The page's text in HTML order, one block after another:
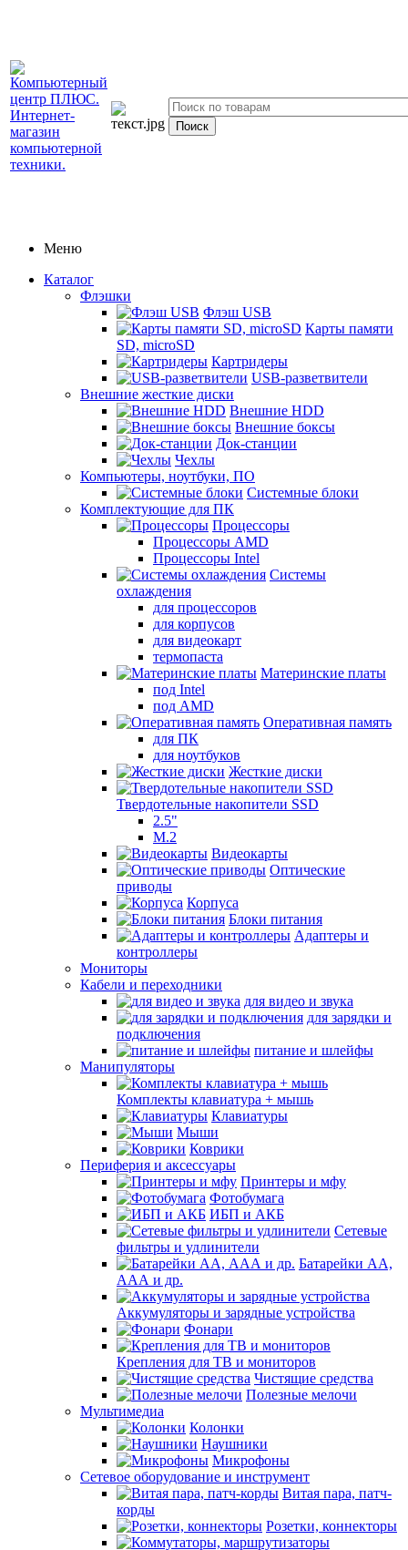
Меню
Каталог
Флэшки
Флэш USB
Карты памяти
SD, microSD
Картридеры
USB-разветвители
Внешние жесткие диски
Внешние HDD
Внешние боксы
Док-станции
Чехлы
Компьютеры, ноутбуки, ПО
Системные блоки
Комплектующие для ПК
Процессоры
Процессоры AMD
Процессоры Intel
Системы
охлаждения
для процессоров
для корпусов
для видеокарт
термопаста
Материнские платы
под Intel
под AMD
Оперативная память
для ПК
для ноутбуков
Жесткие диски
Твердотельные накопители SSD
2.5"
M.2
Видеокарты
Оптические
приводы
Корпуса
Блоки питания
Адаптеры и
контроллеры
Мониторы
Кабели и переходники
для видео и звука
для зарядки и
подключения
питание и шлейфы
Манипуляторы
Комплекты клавиатура + мышь
Клавиатуры
Мыши
Коврики
Периферия и аксессуары
Принтеры и мфу
Фотобумага
ИБП и АКБ
Сетевые
фильтры и удлинители
Батарейки АА,
ААА и др.
Аккумуляторы и зарядные устройства
Фонари
Крепления для ТВ и мониторов
Чистящие средства
Полезные мелочи
Мультимедиа
Колонки
Наушники
Микрофоны
Сетевое оборудование и инструмент
Витая пара, патч-
корды
Розетки, коннекторы